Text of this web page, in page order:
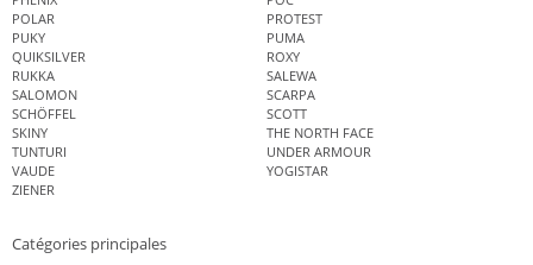
POLAR
PROTEST
PUKY
PUMA
QUIKSILVER
ROXY
RUKKA
SALEWA
SALOMON
SCARPA
SCHÖFFEL
SCOTT
SKINY
THE NORTH FACE
TUNTURI
UNDER ARMOUR
VAUDE
YOGISTAR
ZIENER
Catégories principales